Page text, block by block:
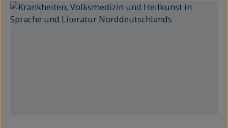
Bildergalerie überspringen